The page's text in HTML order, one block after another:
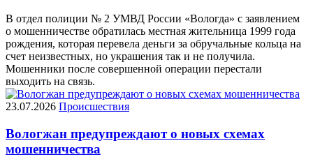
В отдел полиции № 2 УМВД России «Вологда» с заявлением
о мошенничестве обратилась местная жительница 1999 года
рождения, которая перевела деньги за обручальные кольца на
счет неизвестных, но украшения так и не получила.
Мошенники после совершенной операции перестали
выходить на связь.
23.07.2026 Происшествия
Вологжан предупреждают о новых схемах
мошенничества